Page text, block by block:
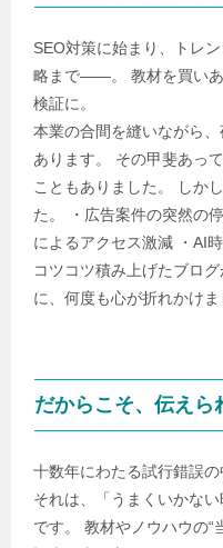
SEO対策に始まり、トレ
略まで――。 教材を買いあ
検証に。
本業の合間を縫いながら
あります。 その甲斐あっ
こともありました。 しか
た。 ・広告案件の突然の
によるアクセス激減 ・AI
コツコツ積み上げたブロ
に、何度も心が折れかけま
だからこそ、伝えら
十数年にわたる試行錯誤の
それは、「うまくいかな
です。 教材やノウハウの“